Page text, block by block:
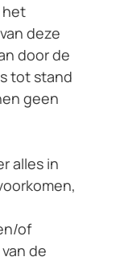
het
deze
door de
tot stand
geen
alles in
of
de